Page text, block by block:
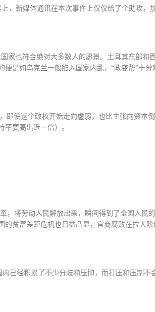
，新媒体通讯在本次事件上仅仅给了个助攻
家也符合绝对大多数人的愿景。土耳其东部
是如乌克兰一般陷入国家内乱， “政变帮”十分
使这个政权开始走向虚弱，也比主张向资本
要高出近一倍）。
，将劳动人民解放出来，瞬间得到了全国人
贫富差距危机也日益凸显，官商腐败在拉大
已经积累了不少分歧和压抑，而打压和压制